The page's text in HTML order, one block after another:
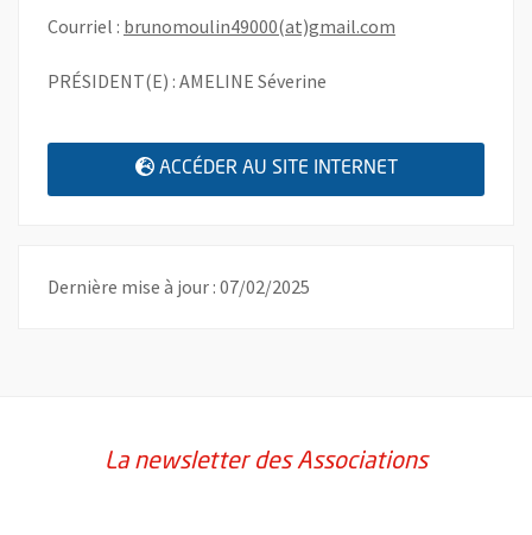
Courriel : brunomoulin49000(at)gmail.com
PRÉSIDENT(E) : AMELINE Séverine
ACCÉDER AU SITE INTERNET , OUVRE UNE
Dernière mise à jour : 07/02/2025
La newsletter des Associations